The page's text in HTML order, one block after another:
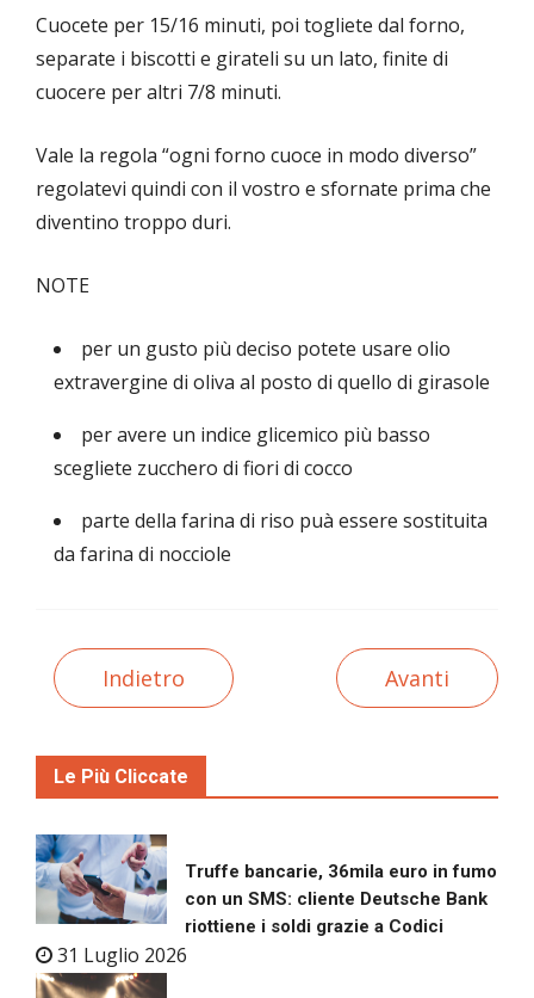
Cuocete per 15/16 minuti, poi togliete dal forno,
separate i biscotti e girateli su un lato, finite di
cuocere per altri 7/8 minuti.
Vale la regola “ogni forno cuoce in modo diverso”
regolatevi quindi con il vostro e sfornate prima che
diventino troppo duri.
NOTE
per un gusto più deciso potete usare olio
extravergine di oliva al posto di quello di girasole
per avere un indice glicemico più basso
scegliete zucchero di fiori di cocco
parte della farina di riso puà essere sostituita
da farina di nocciole
Indietro Avanti
Le Più Cliccate
Truffe bancarie, 36mila euro in fumo
con un SMS: cliente Deutsche Bank
riottiene i soldi grazie a Codici
31 Luglio 2026